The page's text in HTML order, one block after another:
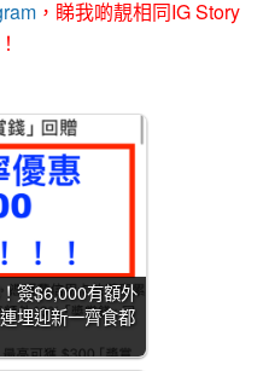
，睇我啲靚相同IG Story
簽$6,000有額外
埋迎新一齊食都